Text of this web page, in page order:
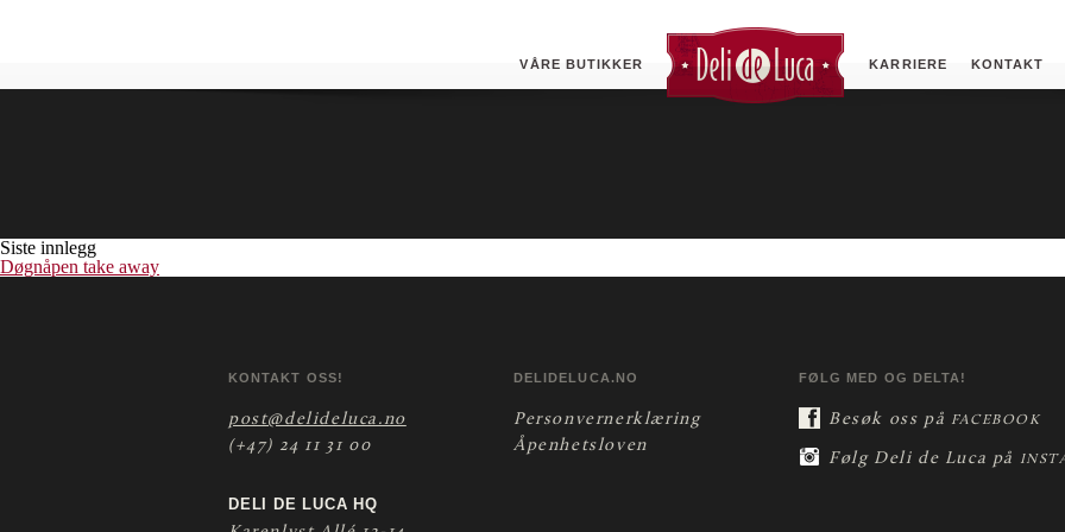
VÅRE BUTIKKER KARRIERE KONTAKT
Siste innlegg
Døgnåpen take away
KONTAKT OSS!
post@delideluca.no
(+47) 24 11 31 00
DELI DE LUCA HQ
DELIDELUCA.NO
Personvernerklæring
Åpenhetsloven
FØLG MED OG DELTA!
Besøk oss på FACEBOOK
Følg Deli de Luca på